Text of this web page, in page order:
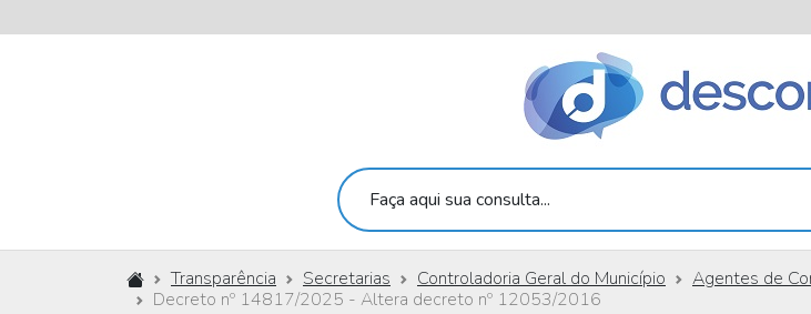
Faça aqui sua consulta...
Início Transparência Secretarias Controladoria Geral do Município
Agentes de
Decreto nº 14817/2025 - Altera decreto nº 12053/2016